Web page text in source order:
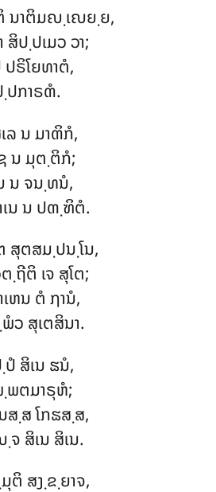
ນາຕິມຎ຺ເຎຍ຺ຍ,
ສິປ຺ປເມວ ວາ;
ຣິໂຍທາຕໍ,
ກາຣຓໍ.
ເລ ນ ມາຓິກໍ,
ນ ມຸຕ຺ຕິກໍ;
ນ ຈນ຺ທນໍ,
ເນ ນ ປຓ຺ຑິຕໍ.
ສຸຕສມ຺ປນ຺ໂນ,
ຖີຕິ ເຈ ສຸໂຕ;
ຫນ ຕໍ ຐານໍ,
ສຸເຕສິນາ.
ສິເນ ຘນໍ,
ພຕມາຣຸຫໍ;
ສ຺ສ ໂກຘສ຺ສ,
ສິເນ ສິເນ.
ຕິ ສງ຺ຂ຺ຍາຈ,